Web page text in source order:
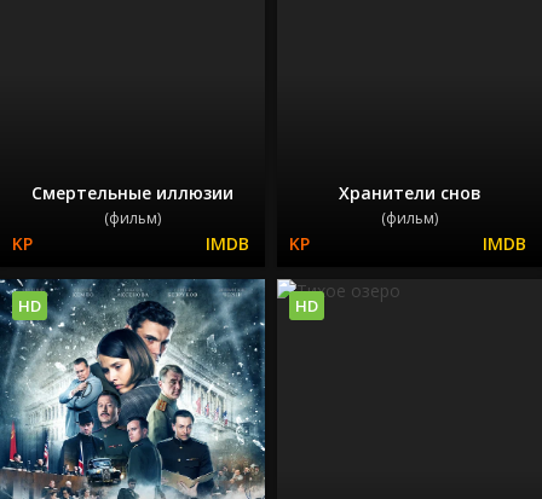
Смертельные иллюзии
(фильм)
Хранители снов
(фильм)
HD HD